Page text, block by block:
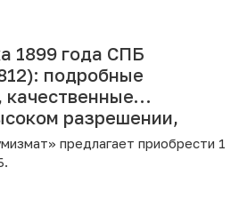
1899 года СПБ
подробные
качественные
разрешении,
предлагает приобрести 1